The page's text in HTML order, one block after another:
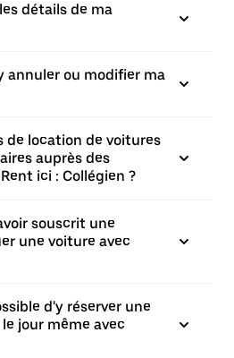
détails de ma
annuler ou modifier ma
de location de voitures
auprès des
ici : Collégien ?
souscrit une
une voiture avec
d'y réserver une
jour même avec